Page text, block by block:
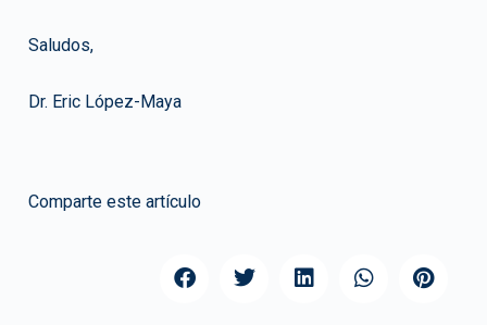
Saludos,
Dr. Eric López-Maya
Comparte este artículo